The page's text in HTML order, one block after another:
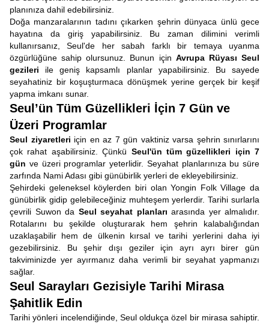
planınıza dahil edebilirsiniz.
Doğa manzaralarının tadını çıkarken şehrin dünyaca ünlü gece
hayatına da giriş yapabilirsiniz. Bu zaman dilimini verimli
kullanırsanız, Seul'de her sabah farklı bir temaya uyanma
özgürlüğüne sahip olursunuz. Bunun için Avrupa Rüyası Seul
gezileri ile geniş kapsamlı planlar yapabilirsiniz. Bu sayede
seyahatiniz bir koşuşturmaca dönüşmek yerine gerçek bir keşif
yapma imkanı sunar.
Seul’ün Tüm Güzellikleri İçin 7 Gün ve
Üzeri Programlar
Seul ziyaretleri için en az 7 gün vaktiniz varsa şehrin sınırlarını
çok rahat aşabilirsiniz. Çünkü Seul'ün tüm güzellikleri için 7
gün ve üzeri programlar yeterlidir. Seyahat planlarınıza bu süre
zarfında Nami Adası gibi günübirlik yerleri de ekleyebilirsiniz.
Şehirdeki geleneksel köylerden biri olan Yongin Folk Village da
günübirlik gidip gelebileceğiniz muhteşem yerlerdir. Tarihi surlarla
çevrili Suwon da Seul seyahat planları arasında yer almalıdır.
Rotalarını bu şekilde oluşturarak hem şehrin kalabalığından
uzaklaşabilir hem de ülkenin kırsal ve tarihi yerlerini daha iyi
gezebilirsiniz. Bu şehir dışı geziler için ayrı ayrı birer gün
takviminizde yer ayırmanız daha verimli bir seyahat yapmanızı
sağlar.
Seul Sarayları Gezisiyle Tarihi Mirasa
Şahitlik Edin
Tarihi yönleri incelendiğinde, Seul oldukça özel bir mirasa sahiptir.